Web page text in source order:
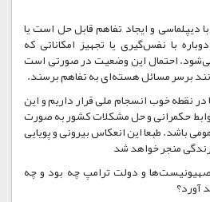
دیپلماسی و ایجاد تفاهم قابل حل است یا
با نفس‌گیری یا تجهیز امکاناتی که
احتمال این وضعیت در صورتی است
برسر مسائل هسته‌ای به تفاهم برسند.
در نقطه خوب انسجام ملی قرار داریم و این
حکمرانی و حل مشکلات کشور به صورت
باشد. طبعا این انعکاس بیرونی و پویایی
منجر خواهد شد
صهیونیست‌ها و دولت ترامپ چه بود و چه
آورد؟